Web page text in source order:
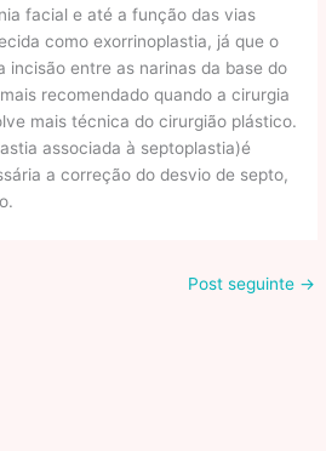
facial e até a função das vias
como exorrinoplastia, já que o
incisão entre as narinas da base do
recomendado quando a cirurgia
mais técnica do cirurgião plástico.
associada à septoplastia)é
a correção do desvio de septo,
Post seguinte →